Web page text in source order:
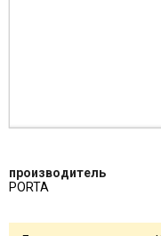
производитель
PORTA